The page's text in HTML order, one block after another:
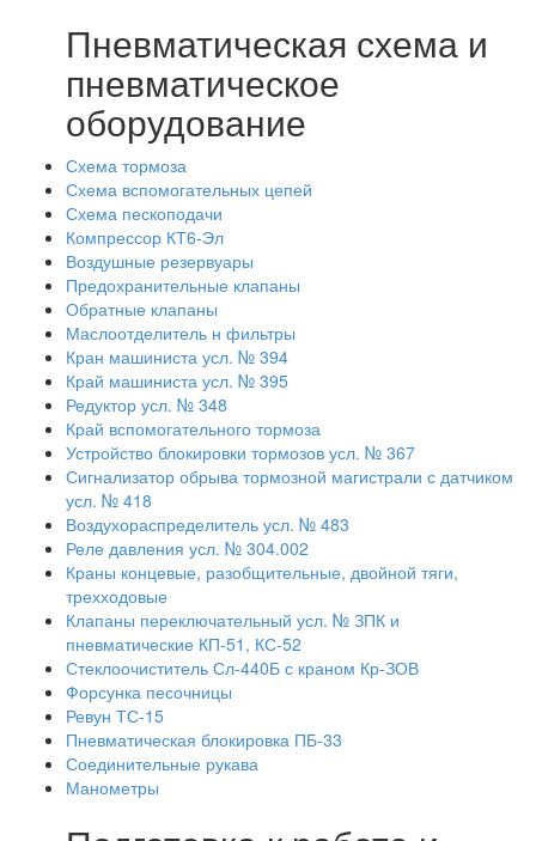
Пневматическая схема и
пневматическое
оборудование
Схема тормоза
Схема вспомогательных цепей
Схема пескоподачи
Компрессор КТ6-Эл
Воздушные резервуары
Предохранительные клапаны
Обратные клапаны
Маслоотделитель н фильтры
Кран машиниста усл. № 394
Край машиниста усл. № 395
Редуктор усл. № 348
Край вспомогательного тормоза
Устройство блокировки тормозов усл. № 367
Сигнализатор обрыва тормозной магистрали с датчиком
усл. № 418
Воздухораспределитель усл. № 483
Реле давления усл. № 304.002
Краны концевые, разобщительные, двойной тяги,
трехходовые
Клапаны переключательный усл. № ЗПК и
пневматические КП-51, КС-52
Стеклоочиститель Сл-440Б с краном Кр-ЗОВ
Форсунка песочницы
Ревун ТС-15
Пневматическая блокировка ПБ-33
Соединительные рукава
Манометры